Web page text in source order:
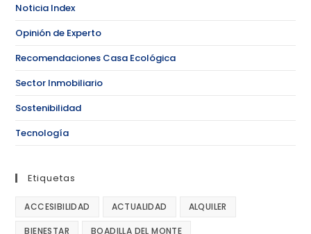
Noticia Index
Opinión de Experto
Recomendaciones Casa Ecológica
Sector Inmobiliario
Sostenibilidad
Tecnología
Etiquetas
ACCESIBILIDAD ACTUALIDAD ALQUILER
BIENESTAR BOADILLA DEL MONTE